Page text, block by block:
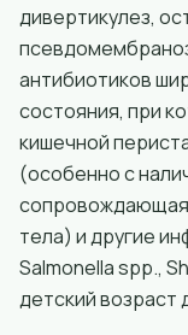
дивертикулез,
антибиотиков
состояния, при
кишечной
(особенно с
тела) и другие
Salmonella spp.,
детский возраст